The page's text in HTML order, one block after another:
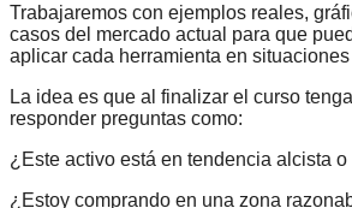
Trabajaremos con ejemplos reales,
casos del mercado actual para que
aplicar cada herramienta en
La idea es que al finalizar el curso
responder preguntas como:
¿Este activo está en tendencia alcista
¿Estoy comprando en una zona